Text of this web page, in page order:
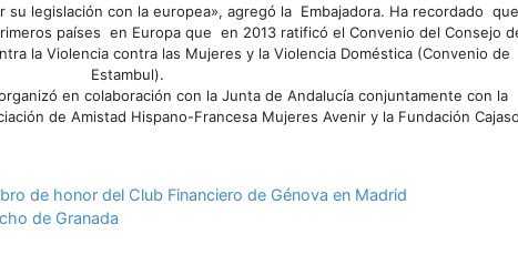
su legislación con la europea», agregó la Embajadora. Ha recordado que
países en Europa que en 2013 ratificó el Convenio del Consejo
la Violencia contra las Mujeres y la Violencia Doméstica (Convenio de
Estambul).
en colaboración con la Junta de Andalucía conjuntamente con la
de Amistad Hispano-Francesa Mujeres Avenir y la Fundación
de honor del Club Financiero de Génova en Madrid
de Granada